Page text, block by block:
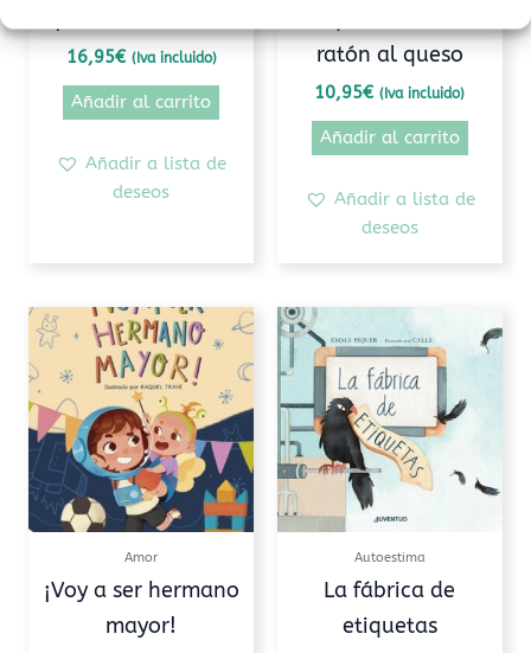
16,95€ (Iva incluido)
Añadir al carrito
Añadir a lista de
deseos
ratón al queso
10,95€ (Iva incluido)
Añadir al carrito
Añadir a lista de
deseos
Amor
¡Voy a ser hermano
mayor!
Autoestima
La fábrica de
etiquetas